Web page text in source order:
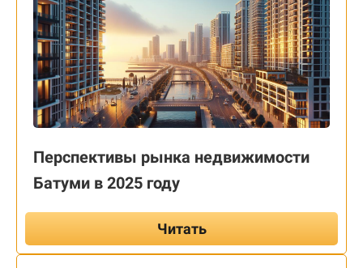
Перспективы рынка недвижимости
Батуми в 2025 году
Читать